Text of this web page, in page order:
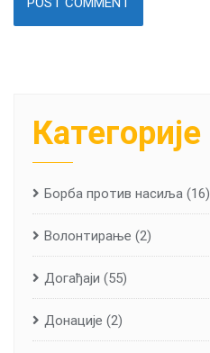
Категорије
Борба против насиља (16)
Волонтирање (2)
Догађаји (55)
Донације (2)